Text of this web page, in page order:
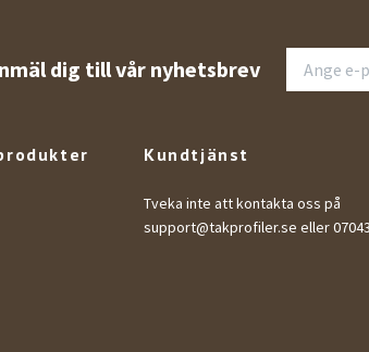
dig till vår nyhetsbrev
Kundtjänst
Tveka inte att kontakta oss på
support@takprofiler.se eller